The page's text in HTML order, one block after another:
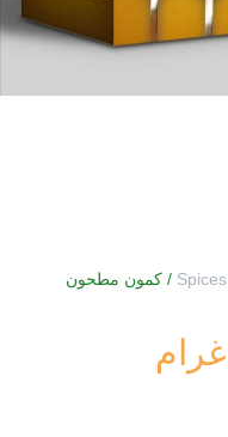
/ كمون مطحون